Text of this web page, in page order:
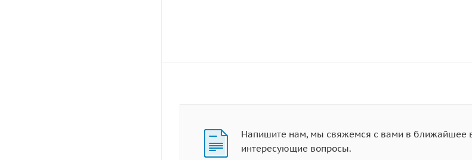
Напишите нам, мы свяжемся с вами в ближайшее
интересующие вопросы.